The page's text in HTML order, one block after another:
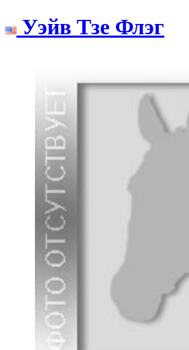
Уэйв Тзе Флэг